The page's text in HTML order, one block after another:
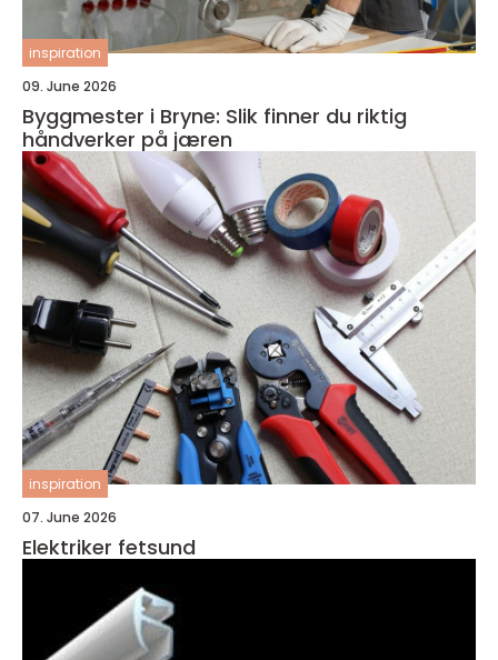
inspiration
09. June 2026
Byggmester i Bryne: Slik finner du riktig
håndverker på jæren
inspiration
07. June 2026
Elektriker fetsund